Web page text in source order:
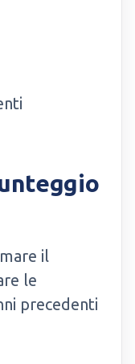
il
le
precedenti